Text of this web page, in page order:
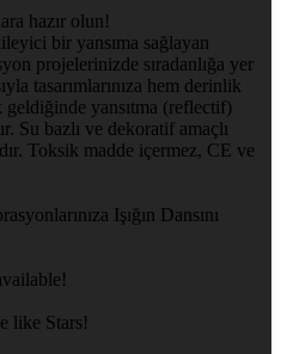
hazır olun!
bir yansıma sağlayan
projelerinizde sıradanlığa yer
tasarımlarınıza hem derinlik
geldiğinde yansıtma (reflectif)
Su bazlı ve dekoratif amaçlı
Toksik madde içermez, CE ve
Işığın Dansını
like Stars!